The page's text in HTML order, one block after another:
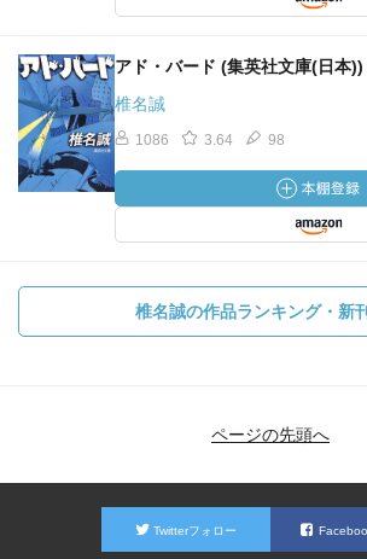
アド・バード (集英社文庫(日本))
椎名誠
1086 3.64 98
椎名誠の作品ランキング・新
ページの先頭へ
Twitterフォロー